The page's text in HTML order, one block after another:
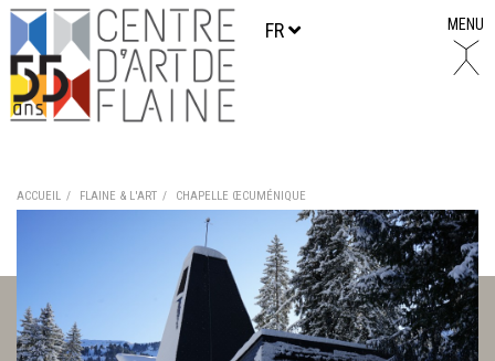
FR MENU
ACCUEIL FLAINE & L'ART CHAPELLE ŒCUMÉNIQUE